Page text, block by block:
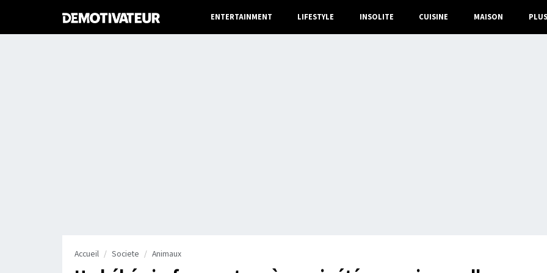
ENTERTAINMENT LIFESTYLE INSOLITE CUISINE MAISON PLUS
Accueil Societe Animaux